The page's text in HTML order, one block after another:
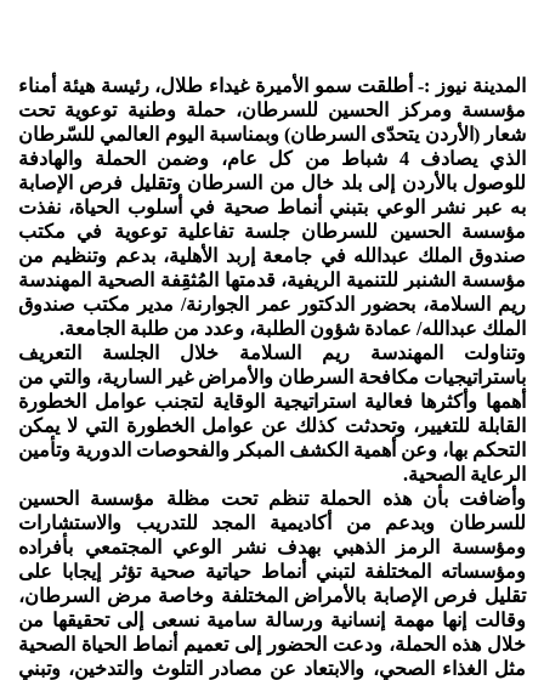
المدينة نيوز :- أطلقت سمو الأميرة غيداء طلال، رئيسة هيئة أمناء
مؤسسة ومركز الحسين للسرطان، حملة وطنية توعوية تحت
شعار (الأردن يتحدّى السرطان) وبمناسبة اليوم العالمي للسّرطان
الذي يصادف 4 شباط من كل عام، وضمن الحملة والهادفة
للوصول بالأردن إلى بلد خال من السرطان وتقليل فرص الإصابة
به عبر نشر الوعي بتبني أنماط صحية في أسلوب الحياة، نفذت
مؤسسة الحسين للسرطان جلسة تفاعلية توعوية في مكتب
صندوق الملك عبدالله في جامعة إربد الأهلية، بدعم وتنظيم من
مؤسسة الشنبر للتنمية الريفية، قدمتها المُثقِفة الصحية المهندسة
ريم السلامة، بحضور الدكتور عمر الجوارنة/ مدير مكتب صندوق
الملك عبدالله/ عمادة شؤون الطلبة، وعدد من طلبة الجامعة.
وتناولت المهندسة ريم السلامة خلال الجلسة التعريف
باستراتيجيات مكافحة السرطان والأمراض غير السارية، والتي من
أهمها وأكثرها فعالية استراتيجية الوقاية لتجنب عوامل الخطورة
القابلة للتغيير، وتحدثت كذلك عن عوامل الخطورة التي لا يمكن
التحكم بها، وعن أهمية الكشف المبكر والفحوصات الدورية وتأمين
الرعاية الصحية.
وأضافت بأن هذه الحملة تنظم تحت مظلة مؤسسة الحسين
للسرطان وبدعم من أكاديمية المجد للتدريب والاستشارات
ومؤسسة الرمز الذهبي بهدف نشر الوعي المجتمعي بأفراده
ومؤسساته المختلفة لتبني أنماط حياتية صحية تؤثر إيجابا على
تقليل فرص الإصابة بالأمراض المختلفة وخاصة مرض السرطان،
وقالت إنها مهمة إنسانية ورسالة سامية نسعى إلى تحقيقها من
خلال هذه الحملة، ودعت الحضور إلى تعميم أنماط الحياة الصحية
مثل الغذاء الصحي، والابتعاد عن مصادر التلوث والتدخين، وتبني